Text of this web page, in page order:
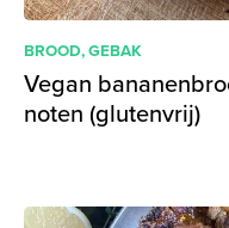
BROOD,GEBAK
Vegan
noten (glutenvrij)